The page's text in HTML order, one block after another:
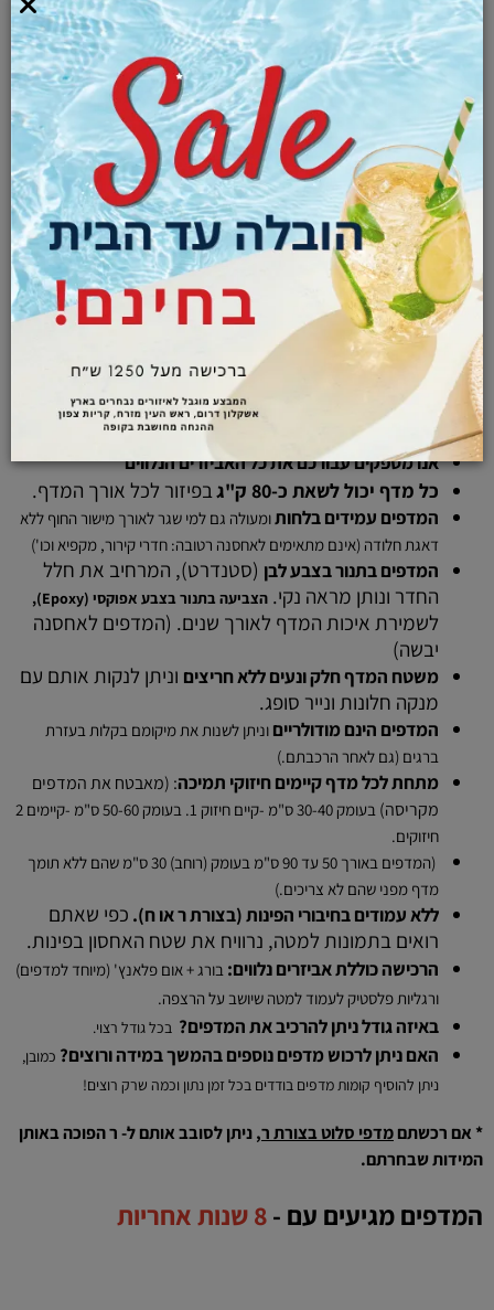
עמוד סופר סלוט ניתן לקבוע בקלות את המרווחים בין מדף למדף
היתרונות של מדפי סופר סלוט:
אנו מספקים עבורכם את כל האביזרים הנלווים
כל מדף יכול לשאת כ-80 ק"ג בפיזור לכל אורך המדף.
המדפים עמידים בלחותומעולה גם למי שגר לאורך מישור החוף ללא
דאגת חלודה (אינם מתאימים לאחסנה רטובה: חדרי קירור, מקפיא וכו')
המדפים בתנור בצבע לבן (סטנדרט), המרחיב את חלל
החדר ונותן מראה נקי. הצביעה בתנור בצבע אפוקסי (Epoxy),
לשמירת איכות המדף לאורך שנים. (המדפים לאחסנה
יבשה)
משטח המדף חלק ונעיםללא חריצים וניתן לנקות אותם עם
מנקה חלונות ונייר סופג.
המדפים הינם מודולריים וניתן לשנות את מיקומם בקלות בעזרת
ברגים (גם לאחר הרכבתם.)
מתחת לכל מדף קיימים חיזוקי תמיכה: (מאבטח את המדפים
מקריסה)
בעומק 30-40 ס"מ -קיים חיזוק 1. בעומק 50-60 ס"מ -קיימים 2
חיזוקים.
(המדפים באורך 50 עד 90 ס"מ בעומק (רוחב) 30 ס"מ שהם ללא תומך
מדף מפני שהם לא צריכים.)
ללא עמודים בחיבורי הפינות (בצורת ר או ח). כפי שאתם
רואים בתמונות למטה, נרוויח את שטח האחסון בפינות.
הרכישה כוללת אביזרים נלווים: בורג + אום פלאנץ' (מיוחד למדפים)
ורגליות פלסטיק לעמוד למטה שיושב על הרצפה.
באיזה גודל ניתן להרכיב את המדפים? בכל גודל רצוי.
האם ניתן לרכוש מדפים נוספים בהמשך במידה ורוצים? כמובן,
ניתן להוסיף קומות מדפים בודדים בכל זמן נתון וכמה שרק רוצים!
* אם רכשתםמדפי סלוט בצורת ר, ניתן לסובב אותם ל- ר הפוכה באותן
המידות שבחרתם.
המדפים מגיעים עם -8 שנות אחריות